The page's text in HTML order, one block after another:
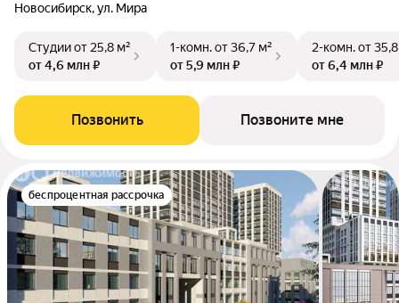
Новосибирск, ул. Мира
Студииот 25,8 м²
от 4,6 млн ₽
1-комн.от 36,7 м²
от 5,9 млн ₽
2-комн.от
от 6,4 млн ₽
Позвонить Позвоните мне
беспроцентная рассрочка